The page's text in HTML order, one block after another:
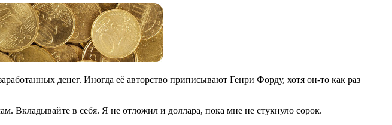
денег. Иногда её авторство приписывают Генри Форду, хотя он-то как раз
Вкладывайте в себя. Я не отложил и доллара, пока мне не стукнуло сорок.